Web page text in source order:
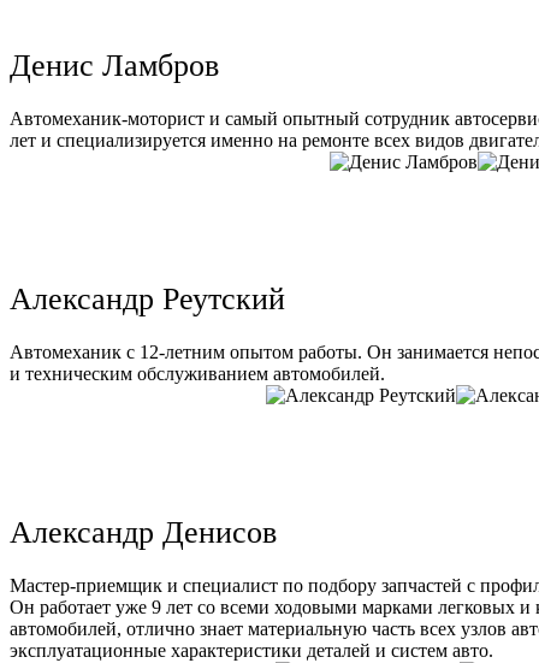
Денис Ламбров
Автомеханик-моторист и самый опытный сотрудник
лет и специализируется именно на ремонте всех видов
Александр Реутский
Автомеханик с 12-летним опытом работы. Он занимается
и техническим обслуживанием автомобилей.
Александр Денисов
Мастер-приемщик и специалист по подбору запчастей с
Он работает уже 9 лет со всеми ходовыми марками легковых и
автомобилей, отлично знает материальную часть всех узлов
эксплуатационные характеристики деталей и систем авто.